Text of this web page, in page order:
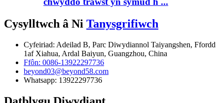
Cysylltwch â Ni Tanysgrifiwch
Cyfeiriad: Adeilad B, Parc Diwydiannol Taiyangshen, Ffordd
1af Xiahua, Ardal Baiyun, Guangzhou, China
Ffôn: 0086-13922297736
beyond03@beyond58.com
Whatsapp: 13922297736